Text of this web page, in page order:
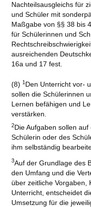
Nachteilsausgleichs für
und Schüler mit
Maßgabe von §§ 38 bis
für Schülerinnen und
ausreichenden
16a und 17 fest.
(8) 1Den Unterricht vor-
sollen die Schülerinnen
Lernen befähigen und
verstärken.
2Die Aufgaben sollen
Schülerin oder des
ihm selbständig
3Auf der Grundlage des
den Umfang und die
über zeitliche Vorgaben,
Unterricht, entscheidet
Umsetzung für die